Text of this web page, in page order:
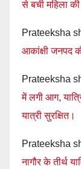
से बची महिला
Prateeksha
आकांक्षी जनपद
Prateeksha
में लगी आग,
यात्री सुरक्षित।
Prateeksha
नागौर के तीर्थ